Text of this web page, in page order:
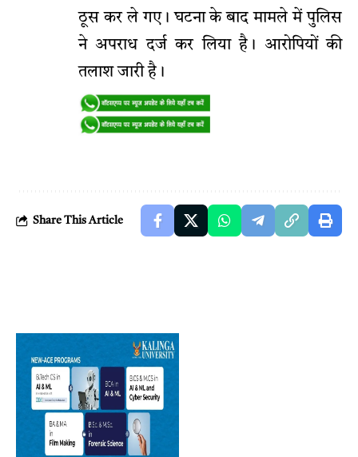
ठूस कर ले गए। घटना के बाद मामले में पुलिस
ने अपराध दर्ज कर लिया है। आरोपियों की
तलाश जारी है।
Share This Article